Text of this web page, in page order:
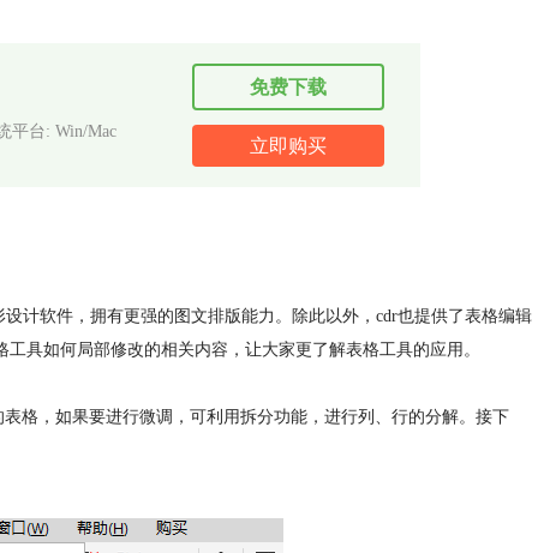
平台: Win/Mac
免费下载
立即购买
计软件，拥有更强的图文排版能力。除此以外，cdr也提供了表格编辑
具如何局部修改的相关内容，让大家更了解表格工具的应用。
格，如果要进行微调，可利用拆分功能，进行列、行的分解。接下